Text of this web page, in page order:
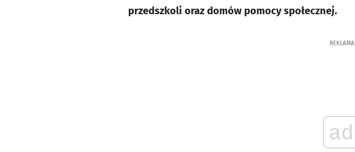
przedszkoli oraz domów pomocy społecznej.
REKLAMA
ad